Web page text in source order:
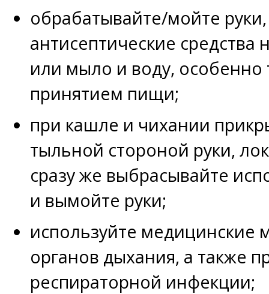
обрабатывайте/мойте
антисептические средства
или мыло и воду,
принятием пищи;
при кашле и чихании
тыльной стороной руки,
сразу же выбрасывайте
и вымойте руки;
используйте медицинские
органов дыхания, а также
респираторной инфекции;